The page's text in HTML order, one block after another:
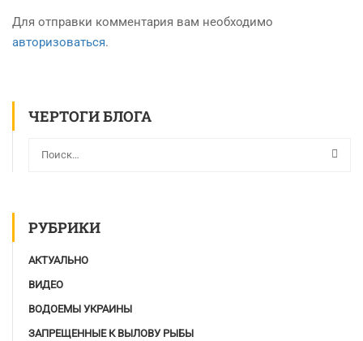
Для отправки комментария вам необходимо
авторизоваться.
ЧЕРТОГИ БЛОГА
РУБРИКИ
АКТУАЛЬНО
ВИДЕО
ВОДОЕМЫ УКРАИНЫ
ЗАПРЕЩЕННЫЕ К ВЫЛОВУ РЫБЫ